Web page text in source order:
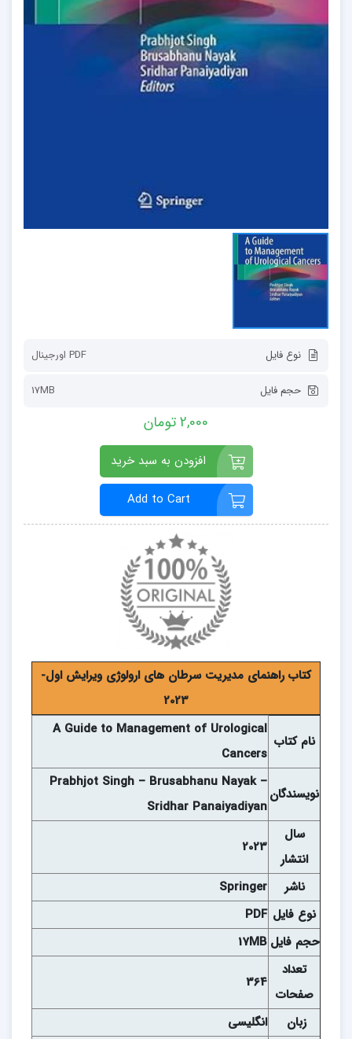
نوع فایل PDF اورجينال
حجم فایل 17MB
2,000 تومان
افزودن به سبد خرید
Add to Cart
کتاب راهنمای مدیریت سرطان های ارولوژی ویرایش اول-
2023
نام کتاب
A Guide to Management of Urological
Cancers
نويسندگان
Prabhjot Singh – Brusabhanu Nayak –
Sridhar Panaiyadiyan
سال
انتشار
2023
ناشر
Springer
نوع فايل PDF
حجم فايل 17MB
تعداد
صفحات
364
زبان
انگلیسی